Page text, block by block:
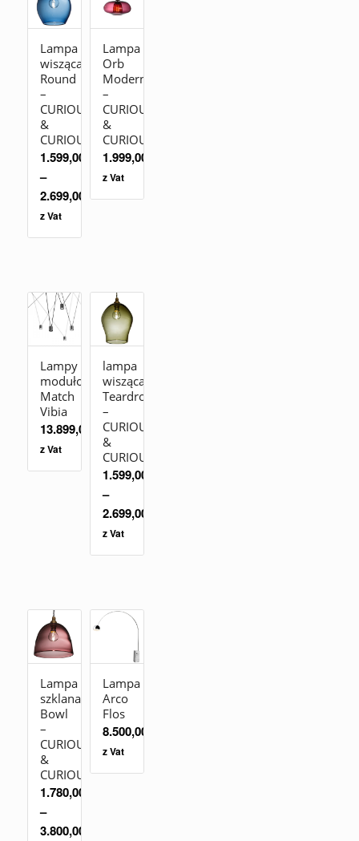
Lampa
wisząca
Round
–
CURIOUSA
&
CURIOUSA
1.599,00
–
2.699,00 zł
z Vat
Lampa
Orb
Modern
–
CURIOUSA
&
CURIOUSA
1.999,00
z Vat
Lampy
modułowe
Match
Vibia
13.899,00
z Vat
lampa
wisząca
Teardrop
–
CURIOUSA
&
CURIOUSA
1.599,00
–
2.699,00
z Vat
Lampa
szklana
Bowl
–
CURIOUSA
&
CURIOUSA
1.780,00
–
3.800,00
Lampa
Arco
Flos
8.500,00
z Vat